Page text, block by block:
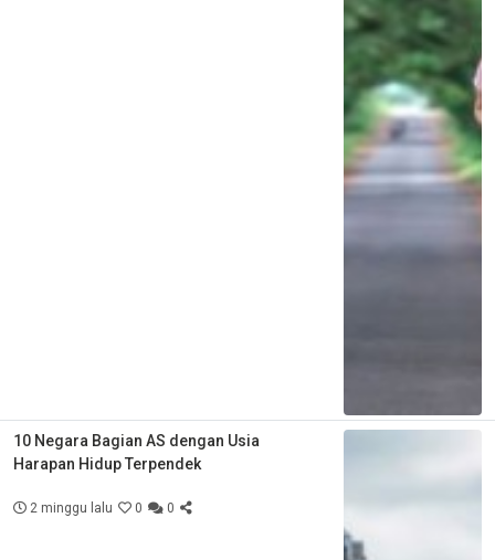
10 Negara Bagian AS dengan Usia
Harapan Hidup Terpendek
2 minggu lalu 0 0